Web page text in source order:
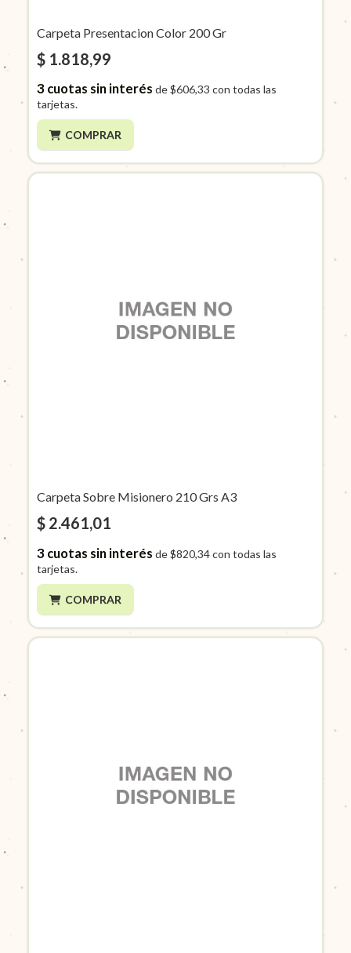
Carpeta Presentacion Color 200 Gr
$ 1.818,99
3cuotas sin interés de$606,33 con todas las
tarjetas.
COMPRAR
Carpeta Sobre Misionero 210 Grs A3
$ 2.461,01
3cuotas sin interés de$820,34con todas las
tarjetas.
COMPRAR